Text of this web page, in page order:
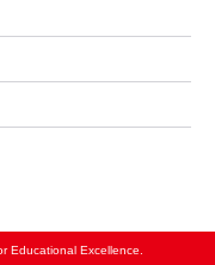
Educational Excellence.